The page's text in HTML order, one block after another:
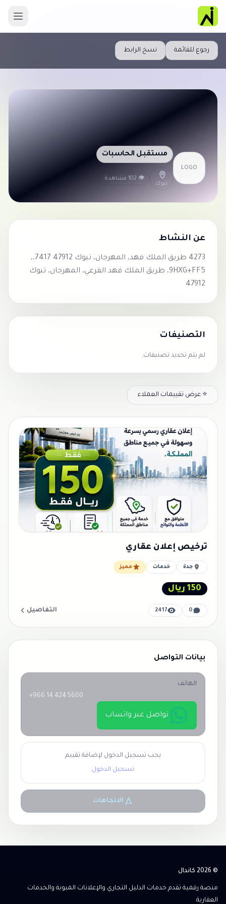
رجوع للقائمة نسخ الرابط
LOGO
مستقبل الحاسبات
تبوك
👁 102 مشاهدة
عن النشاط
4273 طريق الملك فهد، المهرجان، تبوك 47912 7417،،
9HXG+FF5، طريق الملك فهد الفرعي، المهرجان، تبوك
47912
التصنيفات
لم يتم تحديد تصنيفات.
⭐ عرض تقييمات العملاء
ترخيص إعلان عقاري
جدة خدمات مميز
150 ريال
0
2417 التفاصيل
بيانات التواصل
الهاتف
+966 14 424 5600
تواصل عبر واتساب
يجب تسجيل الدخول لإضافة تقييم
تسجيل الدخول
الاتجاهات
© 2026 كاندال
منصة رقمية تقدم خدمات الدليل التجاري والإعلانات المبوبة والخدمات
العقارية